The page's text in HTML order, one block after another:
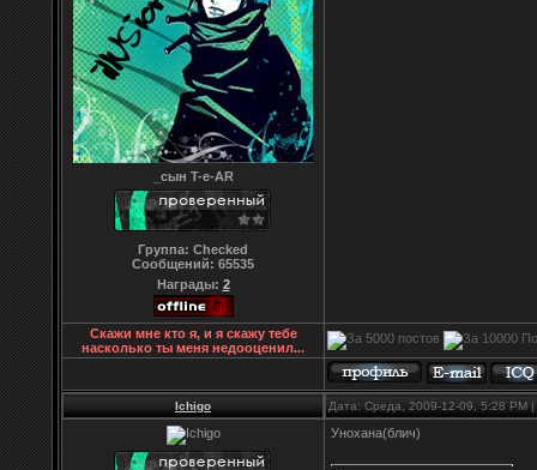
_сын T-e-AR
Группа: Checked
Сообщений: 65535
Награды: 2
Скажи мне кто я, и я скажу тебе
насколько ты меня недооценил...
Ichigo Дата: Среда, 2009-12-09, 5:28
Унохана(блич)